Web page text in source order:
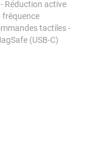
Réduction active
fréquence
tactiles -
(USB-C)